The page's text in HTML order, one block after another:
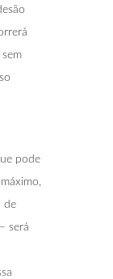
pode
de
será